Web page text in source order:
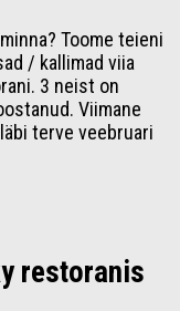
Toome teieni
/ kallimad viia
3 neist on
Viimane
terve veebruari
restoranis